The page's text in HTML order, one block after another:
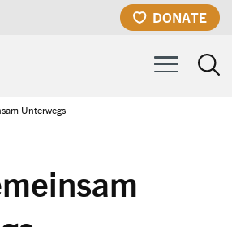
DONATE
Unterwegs